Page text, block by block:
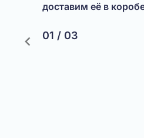
доставим её в
01 / 03